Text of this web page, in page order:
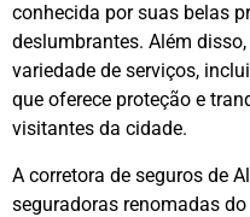
conhecida por suas belas
deslumbrantes. Além
variedade de serviços,
que oferece proteção e
visitantes da cidade.
A corretora de seguros de
seguradoras renomadas